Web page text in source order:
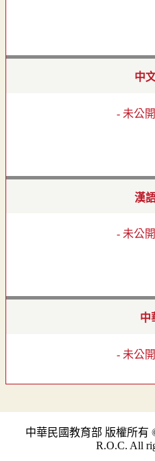
中
- 未公
漢
- 未公
中
- 未公
中華民國教育部 版權所有
R.O.C. All